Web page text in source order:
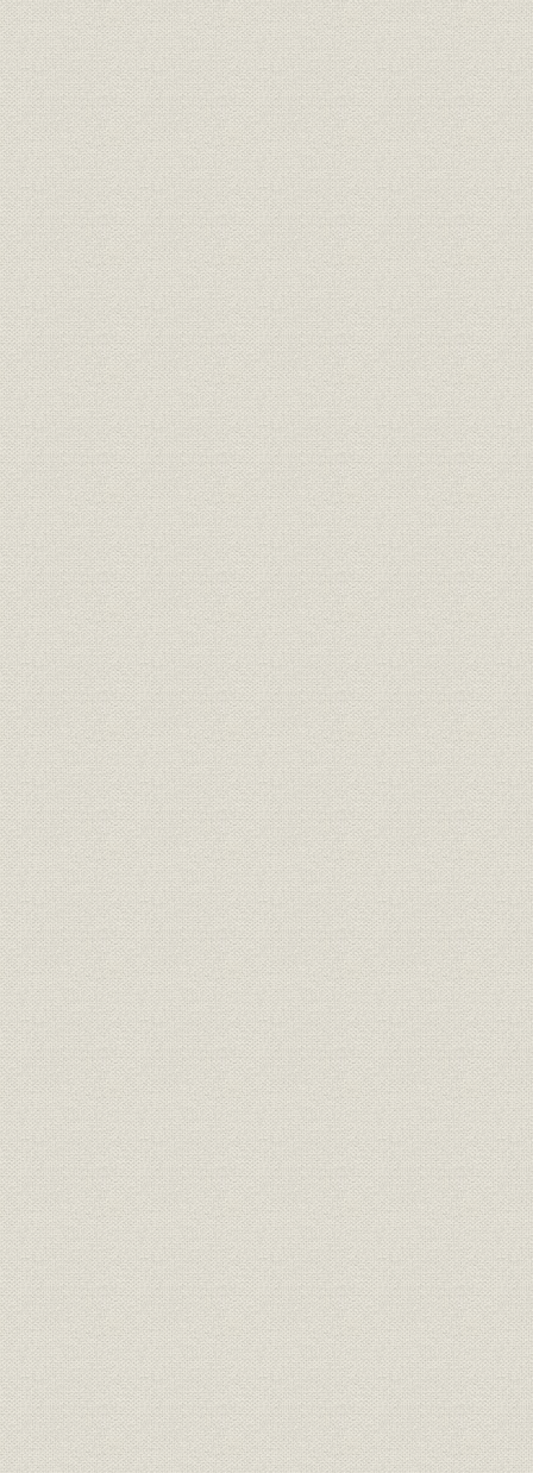
報知新聞の出版物
明治・大正・昭和を経て平成の40000号まで
薬研堀時代の社屋
明治・昭和期の紙面
漫画「ノンキナトウサン」
「婦人子供報知」
「紙齢40000号を迎える」紙面
題字
創刊号から平成4年まで
歴代社長
メモリアルイヤ'92―記念パーティーと三大事業
はじめに 本紙の創始者、前島密
創刊百二十年記念パーティー 各界名士千五百人が出席
報知人の宰相 オピニオンリーダーたち
日露戦争から平成のプリンセスまで“号外の報知”の面目躍如
ずばり的中! 九十二年前 報知“二十世紀の予言”
記念事業 国際化へのステップ
伝統を踏まえて百二十年
第1章 港南に華ひらく ハイライト(平成3~4年)
[1] 新体制で王座奪回GO!
[2] 愛称の「スポーツ報知」登場
面白がり精神で
[3] 五輪速報“金”の連係プレー
[4] 社友・OBもバックアップ
[5] “長嶋効果”で追い風に乗る
第2章 今、スポーツ報知は ハイライト(平成3~4年)
[1] 開幕日がお元日
ジャイアンツを追う
新企画ではずむ紙面
長嶋監督誕生と取材陣の苦労